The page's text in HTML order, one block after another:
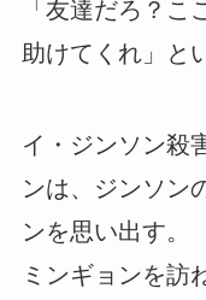
「友達だろ？こ
助けてくれ」と
イ・ジンソン殺
ンは、ジンソン
ンを思い出す。
ミンギョンを訪